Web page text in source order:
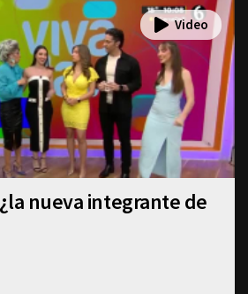
nueva integrante de